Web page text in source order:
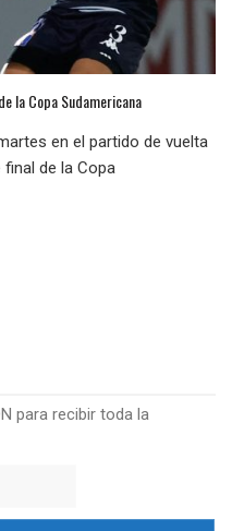
la Copa Sudamericana
en el partido de vuelta
de la Copa
para recibir toda la